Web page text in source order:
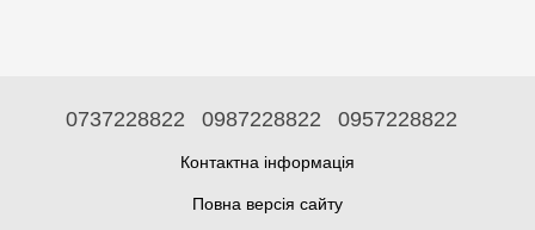
0737228822 0987228822 0957228822
Контактна інформація
Повна версія сайту